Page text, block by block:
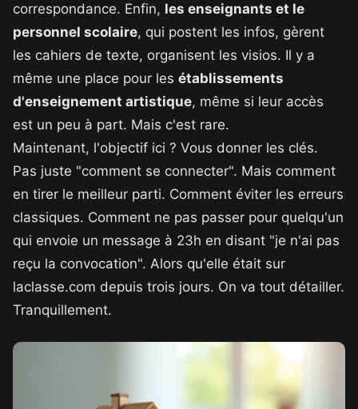
correspondance. Enfin, les enseignants et le
personnel scolaire, qui postent les infos, gèrent
les cahiers de texte, organisent les visios. Il y a
même une place pour les établissements
d'enseignement artistique, même si leur accès
est un peu à part. Mais c'est rare.
Maintenant, l'objectif ici ? Vous donner les clés.
Pas juste "comment se connecter". Mais comment
en tirer le meilleur parti. Comment éviter les erreurs
classiques. Comment ne pas passer pour quelqu'un
qui envoie un message à 23h en disant "je n'ai pas
reçu la convocation". Alors qu'elle était sur
laclasse.com depuis trois jours. On va tout détailler.
Tranquillement.